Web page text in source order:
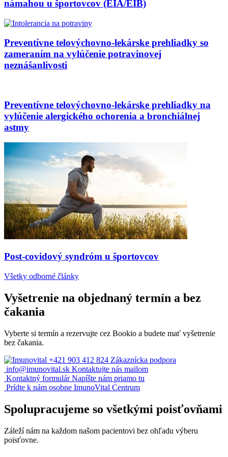
námahou u športovcov (EIA/EIB)
Preventívne telovýchovno-lekárske prehliadky so
zameraním na vylúčenie potravinovej
neznášanlivosti
Preventívne telovýchovno-lekárske prehliadky na
vylúčenie alergického ochorenia a bronchiálnej
astmy
Post-covidový syndróm u športovcov
Všetky odborné články
Vyšetrenie na objednaný termín a bez
čakania
Vyberte si termín a rezervujte cez Bookio a budete mať vyšetrenie
bez čakania.
+421 903 412 824 Zákaznícka podpora
info@imunovital.sk Kontaktujte nás mailom
Kontaktný formulár Napíšte nám priamo tu
Prídte k nám osobne ImunoVital Centrum
Spolupracujeme so všetkými poisťovňami
Záleží nám na každom našom pacientovi bez ohľadu výberu
poisťovne.